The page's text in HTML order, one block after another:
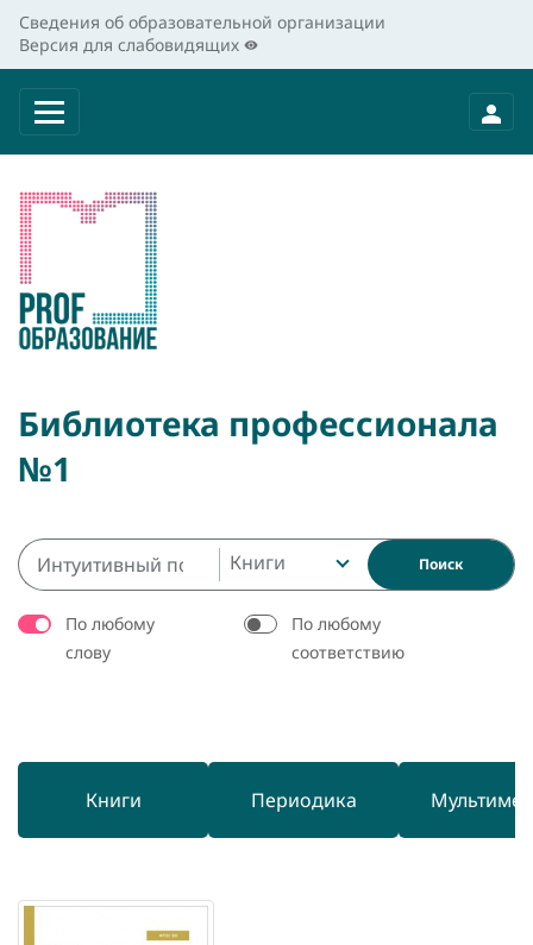
Сведения об образовательной организации
Версия для слабовидящих
Библиотека профессионала
№1
Книги Поиск
По любому
слову
По любому
соответствию
Книги Периодика